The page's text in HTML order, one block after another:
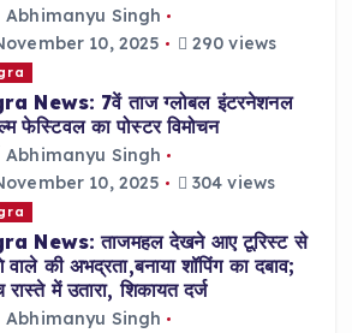
Abhimanyu Singh
10, 2025
290 views
News: 7वें ताज ग्लोबल इंटरनेशनल
फेस्टिवल का पोस्टर विमोचन
Abhimanyu Singh
10, 2025
304 views
News: ताजमहल देखने आए टूरिस्ट से
वाले की अभद्रता,बनाया शॉपिंग का दबाव;
रास्ते में उतारा, शिकायत दर्ज
Abhimanyu Singh